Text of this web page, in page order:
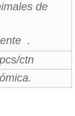
de
.
ctn